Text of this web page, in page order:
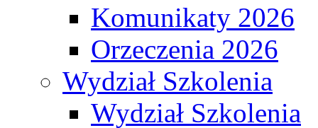
Komunikaty 2026
Orzeczenia 2026
Wydział Szkolenia
Wydział Szkolenia